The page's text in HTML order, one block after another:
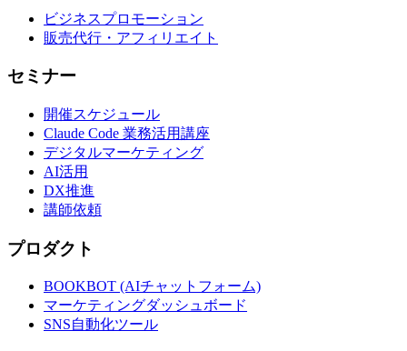
ビジネスプロモーション
販売代行・アフィリエイト
セミナー
開催スケジュール
Claude Code 業務活用講座
デジタルマーケティング
AI活用
DX推進
講師依頼
プロダクト
BOOKBOT (AIチャットフォーム)
マーケティングダッシュボード
SNS自動化ツール